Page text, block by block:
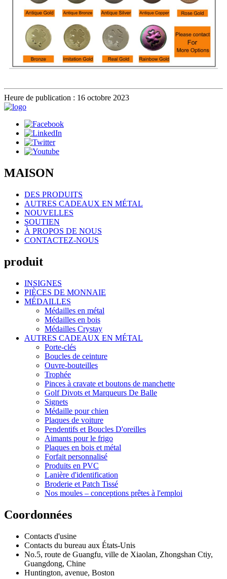
Heure de publication : 16 octobre 2023
MAISON
DES PRODUITS
AUTRES CADEAUX EN MÉTAL
NOUVELLES
SOUTIEN
À PROPOS DE NOUS
CONTACTEZ-NOUS
produit
INSIGNES
PIÈCES DE MONNAIE
MÉDAILLES
Médailles en métal
Médailles en bois
Médailles Crystay
AUTRES CADEAUX EN MÉTAL
Porte-clés
Boucles de ceinture
Ouvre-bouteilles
Trophée
Pinces à cravate et boutons de manchette
Golf Divots et Marqueurs De Balle
Signets
Médaille pour chien
Plaques de voiture
Pendentifs et Boucles D'oreilles
Aimants pour le frigo
Plaques en bois et métal
Forfait personnalisé
Produits en PVC
Lanière d'identification
Broderie et Patch Tissé
Nos moules – conceptions prêtes à l'emploi
Coordonnées
Contacts d'usine
Contacts du bureau aux États-Unis
No.5, route de Guangfu, ville de Xiaolan, Zhongshan Ctiy,
Guangdong, Chine
Huntington, avenue, Boston